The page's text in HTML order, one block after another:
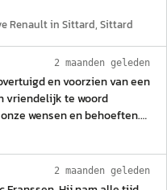
Renault in Sittard, Sittard
2 maanden geleden
en voorzien van een
vriendelijk te woord
wensen en behoeften.
de autoboulevard in
2 maanden geleden